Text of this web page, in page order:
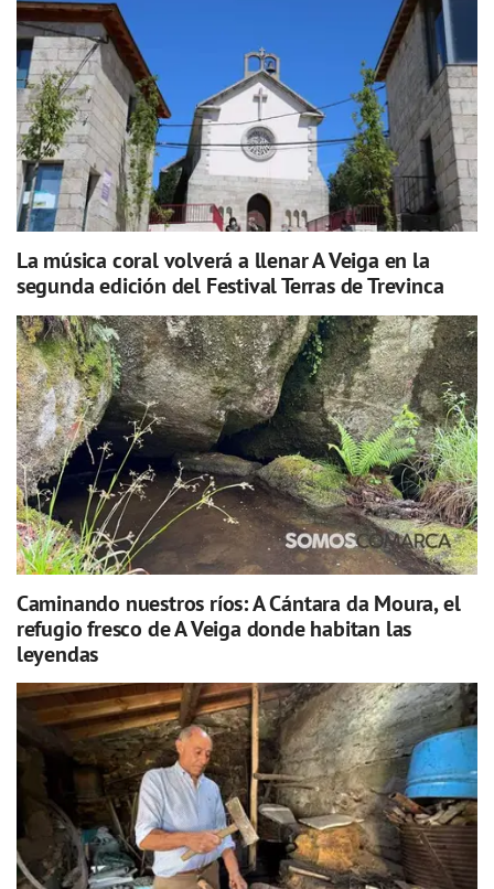
La música coral volverá a llenar A Veiga en la
segunda edición del Festival Terras de Trevinca
Caminando nuestros ríos: A Cántara da Moura, el
refugio fresco de A Veiga donde habitan las
leyendas